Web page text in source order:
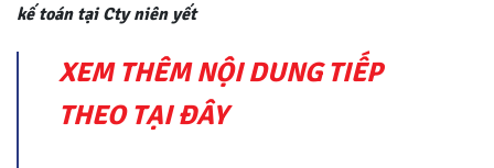
kế toán tại Cty niên yết
XEM THÊM NỘI DUNG TIẾP
THEO TẠI ĐÂY